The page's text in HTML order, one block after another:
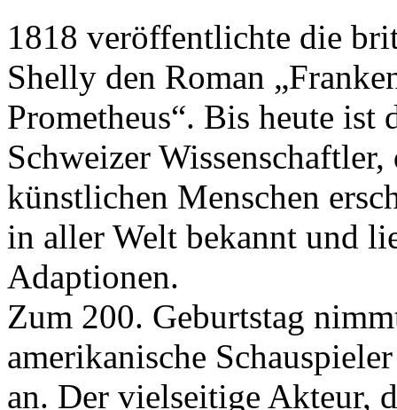
1818 veröffentlichte die
Shelly den Roman
Prometheus“. Bis heute ist
Schweizer
künstlichen Menschen
in aller Welt bekannt und
Adaptionen.
Zum 200. Geburtstag
amerikanische
an. Der vielseitige Akteur,